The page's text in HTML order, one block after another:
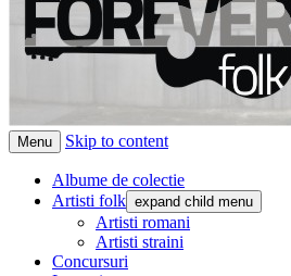
Menu Skip to content
Albume de colectie
Artisti folk expand child menu
Artisti romani
Artisti straini
Concursuri